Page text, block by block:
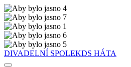
DIVADELNÍ SPOLEKDS HÁTA